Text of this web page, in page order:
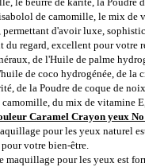
de camomille, le mix de
permettant d'avoir luxe,
du regard, excellent pour votre
de l'Huile de palme
de coco hydrogénée, de la
de la Poudre de coque de
du mix de vitamine
Caramel Crayon yeux
pour les yeux naturel
votre bien-être.
maquillage pour les yeux est